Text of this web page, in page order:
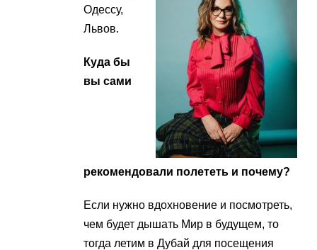
Одессу,
Львов.
Куда бы
вы сами
рекомендовали полететь и почему?
Если нужно вдохновение и посмотреть,
чем будет дышать Мир в будущем, то
тогда летим в Дубай для посещения